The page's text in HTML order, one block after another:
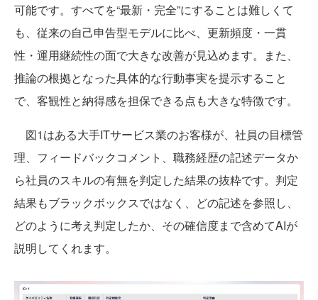
可能です。すべてを“最新・完全”にすることは難しくて
も、従来の自己申告型モデルに比べ、更新頻度・一貫
性・運用継続性の面で大きな改善が見込めます。また、
推論の根拠となった具体的な行動事実を提示すること
で、客観性と納得感を担保できる点も大きな特徴です。
図1はある大手ITサービス業のお客様が、社員の目標管
理、フィードバックコメント、職務経歴の記述データか
ら社員のスキルの有無を判定した結果の抜粋です。判定
結果もブラックボックスではなく、どの記述を参照し、
どのように考え判定したか、その確信度まで含めてAIが
説明してくれます。